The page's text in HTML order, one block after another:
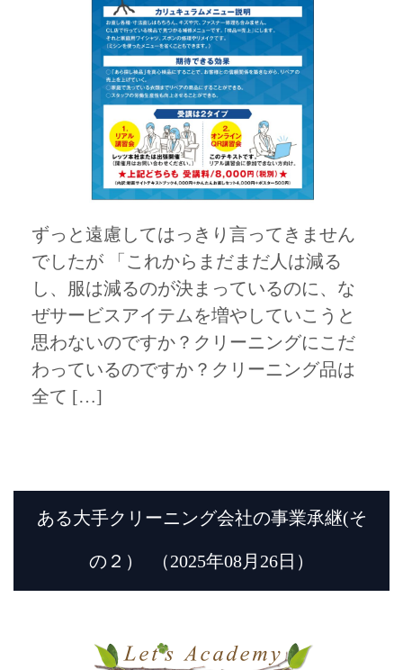
ずっと遠慮してはっきり言ってきません
でしたが 「これからまだまだ人は減る
し、服は減るのが決まっているのに、な
ぜサービスアイテムを増やしていこうと
思わないのですか？クリーニングにこだ
わっているのですか？クリーニング品は
全て […]
ある大手クリーニング会社の事業承継(そ
の２） （2025年08月26日）